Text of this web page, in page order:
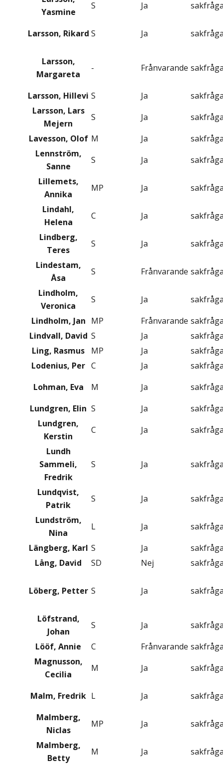
Yasmine
S Ja
Larsson, Rikard S Ja
Larsson,
Margareta
- Frånvarande
Larsson, Hillevi S Ja
Larsson, Lars
Mejern
S Ja
Lavesson, Olof M Ja
Lennström,
Sanne
S Ja
Lillemets,
Annika
MP Ja
Lindahl,
Helena
C Ja
Lindberg,
Teres
S Ja
Lindestam,
Åsa
S Frånvarande
Lindholm,
Veronica
S Ja
Lindholm, Jan MP Frånvarande
Lindvall, David S Ja
Ling, Rasmus
MP Ja
Lodenius, Per C Ja
Lohman, Eva
M Ja
Lundgren, Elin S Ja
Lundgren,
Kerstin
C Ja
Lundh
Sammeli,
Fredrik
S Ja
Lundqvist,
Patrik
S Ja
Lundström,
Nina
L Ja
Längberg, Karl S Ja
Lång, David
SD Nej
Löberg, Petter S Ja
Löfstrand,
Johan
S Ja
Lööf, Annie
C Frånvarande
Magnusson,
Cecilia
M Ja
Malm, Fredrik L Ja
Malmberg,
Niclas
MP Ja
Malmberg,
Betty
M Ja